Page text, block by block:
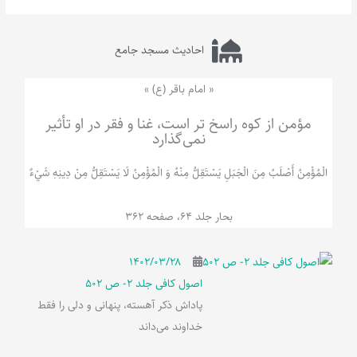
احادیث مسجد جامع
« امام باقر (ع) »
مؤمن از کوه راسخ تر است، غنا و فقر در او تأثیر
نمی‌گذارد
الْمُؤْمِنُ‌ أَصْلَبُ‌ مِنَ‌ الْجَبَلِ‌ یَسْتَقِلُّ مِنْهُ وَ الْمُؤْمِنُ لَا يَسْتَقِلُّ مِنْ دِينِهِ شَيْ‌ءٌ
بحار جلد 64، صفحه 362
۱۴۰۲/۰۳/۲۸
اصول کافی جلد 2- ص 502
پاداش ذکر آهسته، پنهانی و دلی را فقط
خداوند می‌داند